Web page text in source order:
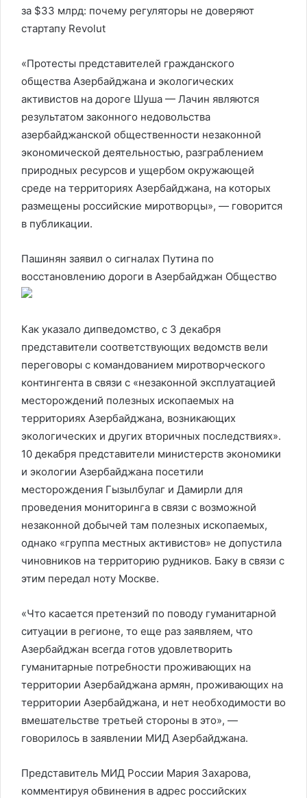
за $33 млрд: почему регуляторы не доверяют
стартапу Revolut
«Протесты представителей гражданского
общества Азербайджана и экологических
активистов на дороге Шуша — Лачин являются
результатом законного недовольства
азербайджанской общественности незаконной
экономической деятельностью, разграблением
природных ресурсов и ущербом окружающей
среде на территориях Азербайджана, на которых
размещены российские миротворцы», — говорится
в публикации.
Пашинян заявил о сигналах Путина по
восстановлению дороги в Азербайджан Общество
Как указало дипведомство, с 3 декабря
представители соответствующих ведомств вели
переговоры с командованием миротворческого
контингента в связи с «незаконной эксплуатацией
месторождений полезных ископаемых на
территориях Азербайджана, возникающих
экологических и других вторичных последствиях».
10 декабря представители министерств экономики
и экологии Азербайджана посетили
месторождения Гызылбулаг и Дамирли для
проведения мониторинга в связи с возможной
незаконной добычей там полезных ископаемых,
однако «группа местных активистов» не допустила
чиновников на территорию рудников. Баку в связи с
этим передал ноту Москве.
«Что касается претензий по поводу гуманитарной
ситуации в регионе, то еще раз заявляем, что
Азербайджан всегда готов удовлетворить
гуманитарные потребности проживающих на
территории Азербайджана армян, проживающих на
территории Азербайджана, и нет необходимости во
вмешательстве третьей стороны в это», —
говорилось в заявлении МИД Азербайджана.
Представитель МИД России Мария Захарова,
комментируя обвинения в адрес российских